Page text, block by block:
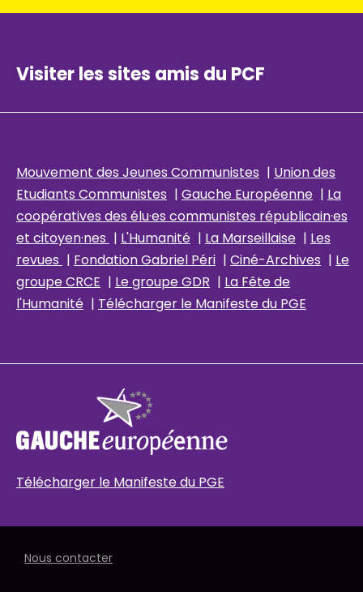
Visiter les sites amis du PCF
Mouvement des Jeunes Communistes | Union des
Etudiants Communistes | Gauche Européenne | La
coopératives des élu·es communistes républicain·es
et citoyen·nes | L'Humanité | La Marseillaise | Les
revues | Fondation Gabriel Péri | Ciné-Archives | Le
groupe CRCE | Le groupe GDR | La Fête de
l'Humanité | Télécharger le Manifeste du PGE
Télécharger le Manifeste du PGE
Nous contacter